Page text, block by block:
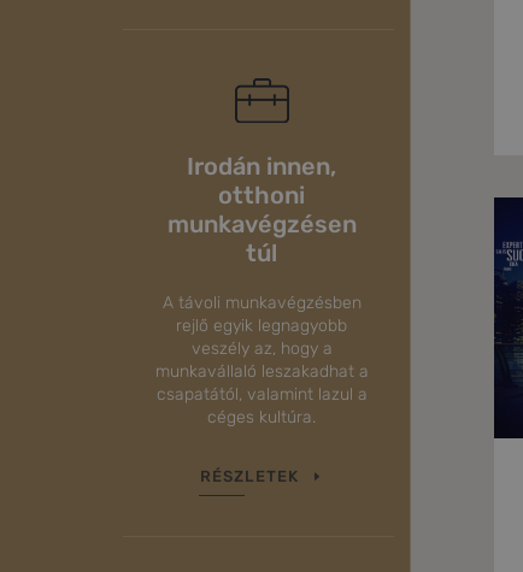
Irodán innen,
otthoni
munkavégzésen
túl
A távoli munkavégzésben
rejlő egyik legnagyobb
veszély az, hogy a
munkavállaló leszakadhat a
csapatától, valamint lazul a
céges kultúra.
RÉSZLETEK